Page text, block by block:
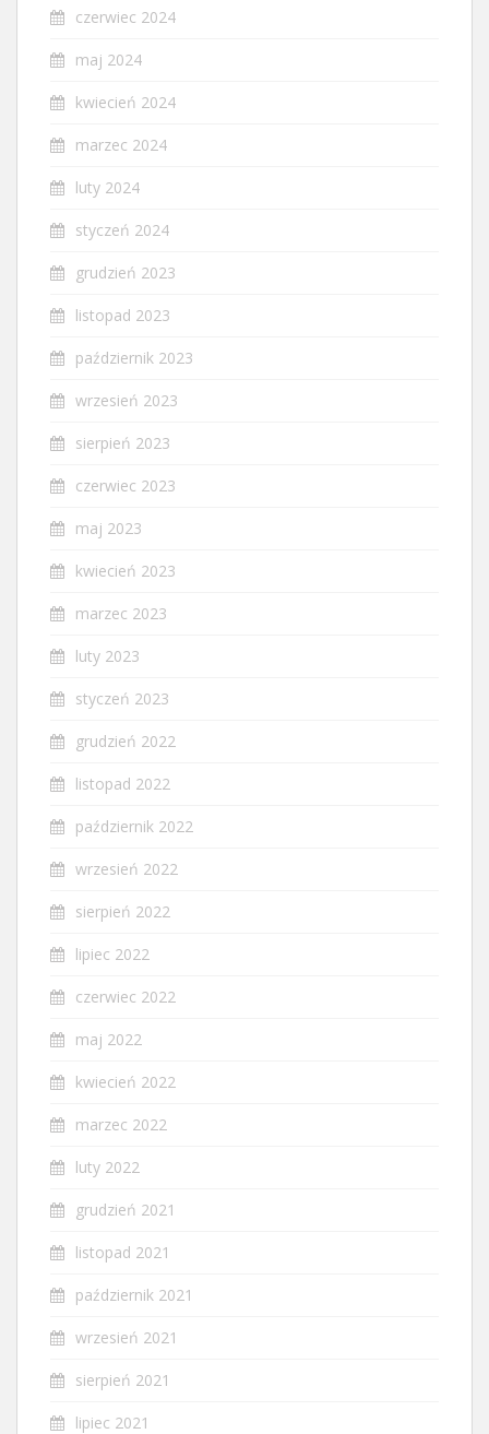
czerwiec 2024
maj 2024
kwiecień 2024
marzec 2024
luty 2024
styczeń 2024
grudzień 2023
listopad 2023
październik 2023
wrzesień 2023
sierpień 2023
czerwiec 2023
maj 2023
kwiecień 2023
marzec 2023
luty 2023
styczeń 2023
grudzień 2022
listopad 2022
październik 2022
wrzesień 2022
sierpień 2022
lipiec 2022
czerwiec 2022
maj 2022
kwiecień 2022
marzec 2022
luty 2022
grudzień 2021
listopad 2021
październik 2021
wrzesień 2021
sierpień 2021
lipiec 2021